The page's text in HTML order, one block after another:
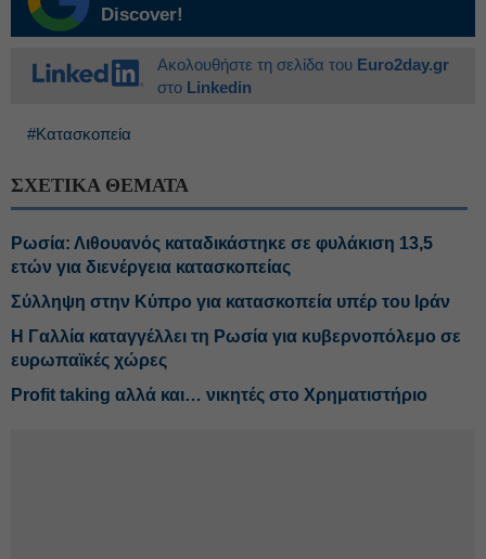
Discover!
Ακολουθήστε τη σελίδα του Euro2day.gr
στο Linkedin
#Κατασκοπεία
ΣΧΕΤΙΚΑ ΘΕΜΑΤΑ
Ρωσία: Λιθουανός καταδικάστηκε σε φυλάκιση 13,5
ετών για διενέργεια κατασκοπείας
Σύλληψη στην Κύπρο για κατασκοπεία υπέρ του Ιράν
Η Γαλλία καταγγέλλει τη Ρωσία για κυβερνοπόλεμο σε
ευρωπαϊκές χώρες
Profit taking αλλά και… νικητές στο Χρηματιστήριο